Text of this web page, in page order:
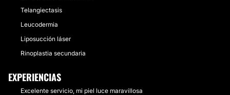
Telangiectasis
Leucodermia
Liposucción láser
Rinoplastia secundaria
EXPERIENCIAS
Excelente servicio, mi piel luce maravillosa